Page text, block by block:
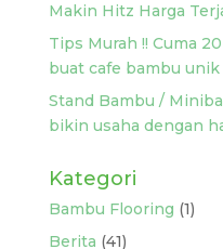
Makin Hitz Harga
Tips Murah !! Cuma
buat cafe bambu unik
Stand Bambu /
bikin usaha dengan
Kategori
Bambu Flooring (1)
Berita (41)